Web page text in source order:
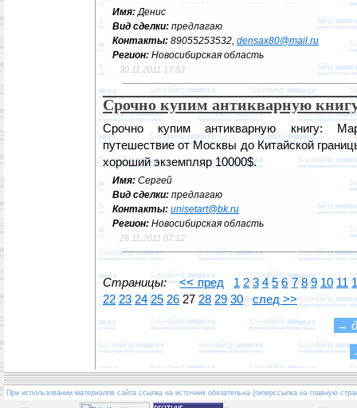
Имя:Денис
Вид сделки: предлагаю
Контакты: 89055253532, densax80@mail.ru
Регион: Новосибирская область
30.11.2011 17:53
Срочно купим антикварную
Срочно купим антикварную книгу:
путешествие от Москвы до Китайской
хороший экземпляр 10000$.
Имя: Сергей
Вид сделки: предлагаю
Контакты: unisetart@bk.ru
Регион: Новосибирская область
26.11.2011 07:12
Страницы: << пред 1 2 3 4 5 6 7 8 9 10 11
22 23 24 25 26 27 28 29 30
след >>
→
При использовании материалов сайта ссылка на источник обязательна (гиперссылка на главную